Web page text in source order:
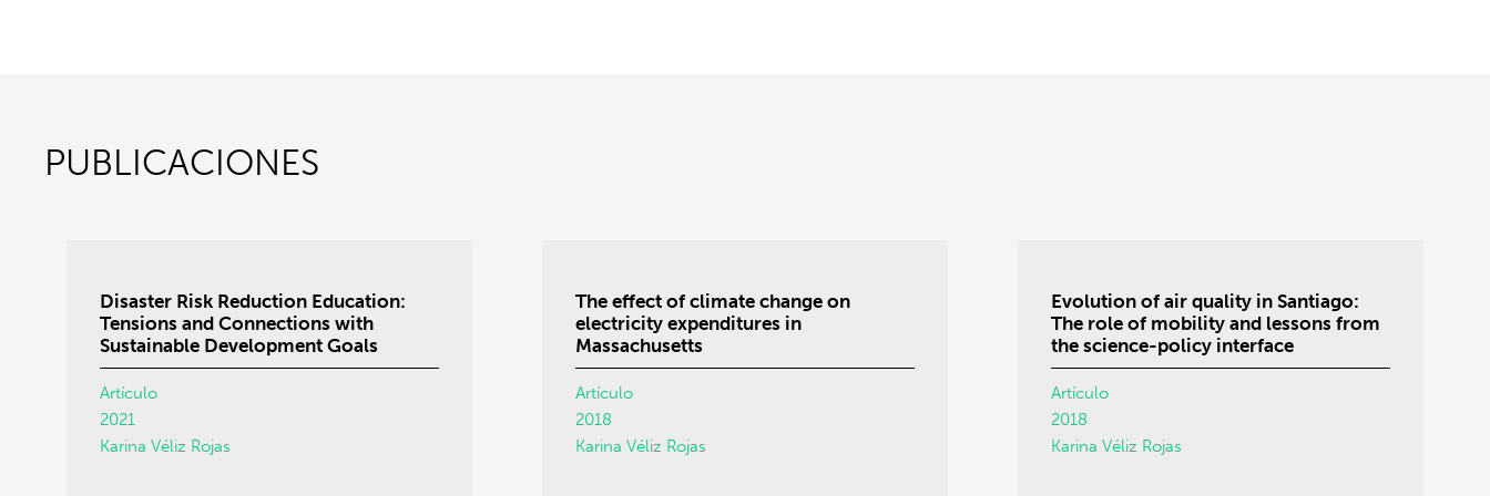
PUBLICACIONES
Disaster Risk Reduction Education:
Tensions and Connections with
Sustainable Development Goals
Artículo
2021
Karina Véliz Rojas
The effect of climate change on
electricity expenditures in
Massachusetts
Artículo
2018
Karina Véliz Rojas
Evolution of air quality in Santiago:
The role of mobility and lessons from
the science-policy interface
Artículo
2018
Karina Véliz Rojas